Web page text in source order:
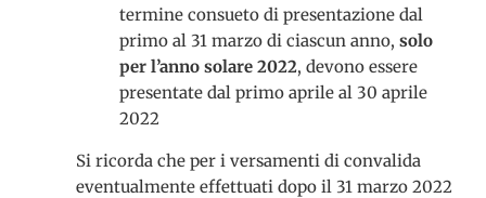
termine consueto di presentazione dal
primo al 31 marzo di ciascun anno, solo
per l’anno solare 2022, devono essere
presentate dal primo aprile al 30 aprile
2022
Si ricorda che per i versamenti di convalida
eventualmente effettuati dopo il 31 marzo 2022